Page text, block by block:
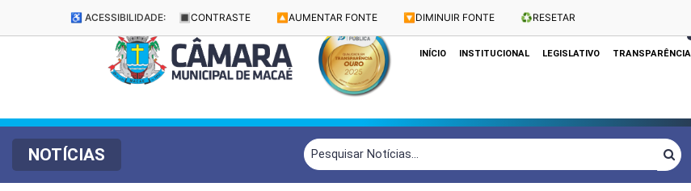
♿ ACESSIBILIDADE: 🔳 CONTRASTE 🔼 AUMENTAR FONTE 🔽 DIMINUIR FONTE ♻️RESETAR
Dias e Horários das Sessões: Terças e Quartas às 10h
INÍCIO INSTITUCIONAL LEGISLATIVO TRANSPARÊNCIA
NOTÍCIAS